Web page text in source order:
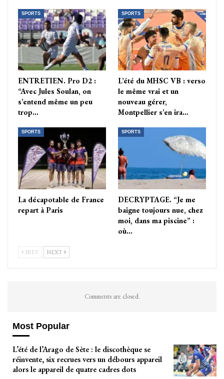
SPORTS
ENTRETIEN. Pro D2 :
“Avec Jules Soulan, on
s’entend même un peu
trop…
SPORTS
L’été du MHSC VB : verso
le même vrai et un
nouveau gérer,
Montpellier s’en ira…
SPORTS
La décapotable de France
repart à Paris
SPORTS
DECRYPTAGE. “Je me
baigne toujours nue, chez
moi, dans ma piscine” :
où…
PREV NEXT
Comments are closed.
Most Popular
L’été de l’Arago de Sète : le discothèque se
réinvente, six recrues vers un débours appareil
alors le appareil de quatre cadres dots